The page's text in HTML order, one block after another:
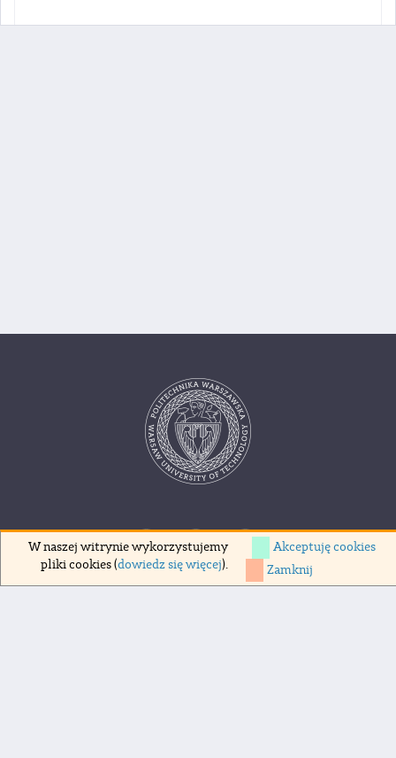
W naszej witrynie wykorzystujemy
pliki cookies (dowiedz się więcej).
Akceptuję cookies
Zamknij